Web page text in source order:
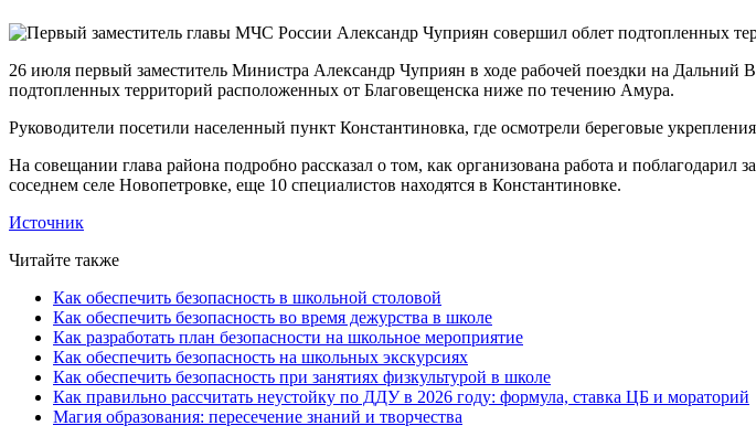
26 июля первый заместитель Министра Александр Чуприян в ходе рабочей поездки на
подтопленных территорий расположенных от Благовещенска ниже по течению Амура.
Руководители посетили населенный пункт Константиновка, где осмотрели береговые
На совещании глава района подробно рассказал о том, как организована работа и
соседнем селе Новопетровке, еще 10 специалистов находятся в Константиновке.
Источник
Читайте также
Как обеспечить безопасность в школьной столовой
Как обеспечить безопасность во время дежурства в школе
Как разработать план безопасности на школьное мероприятие
Как обеспечить безопасность на школьных экскурсиях
Как обеспечить безопасность при занятиях физкультурой в школе
Как правильно рассчитать неустойку по ДДУ в 2026 году: формула, ставка ЦБ и мораторий
Магия образования: пересечение знаний и творчества